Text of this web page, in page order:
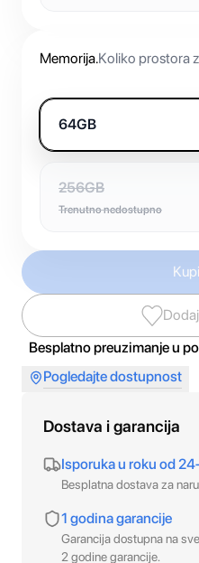
Memorija.Koliko prostora
64GB
256GB
Trenutno nedostupno
Besplatno preuzimanje u
Pogledajte dostupnost
Dostava i garancija
Isporuka u roku od
Besplatna dostava za
1 godina garancije
Garancija dostupna na
2 godine garancije.